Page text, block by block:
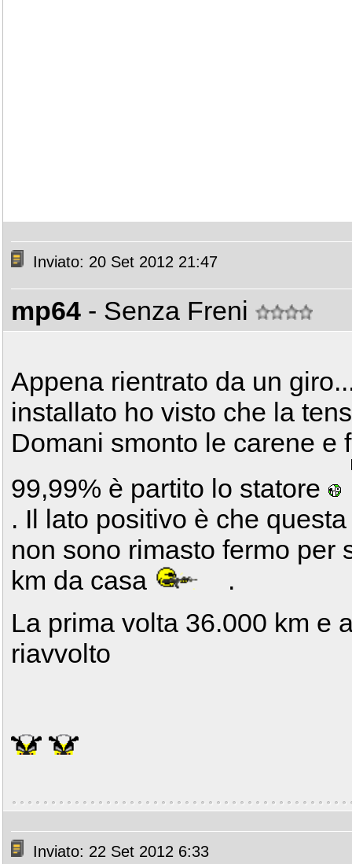
Inviato: 20 Set 2012 21:47
mp64 - Senza Freni
Appena rientrato da un
installato ho visto che la
Domani smonto le carene e
99,99% è partito lo statore
. Il lato positivo è che
non sono rimasto fermo per
km da casa
.
La prima volta 36.000 km e
riavvolto
Inviato: 22 Set 2012 6:33